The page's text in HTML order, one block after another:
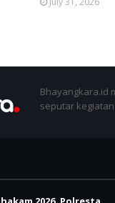
Bhayangkara.id
seputar